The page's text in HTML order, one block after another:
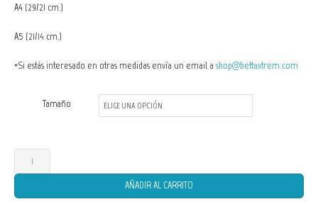
A4 (29/21 cm.)
A5 (21/14 cm.)
*Si estás interesado en otras medidas envía un email a shop@bettaxtrem.com
Tamaño
Lámina
Betta
splendens
AÑADIR AL CARRITO